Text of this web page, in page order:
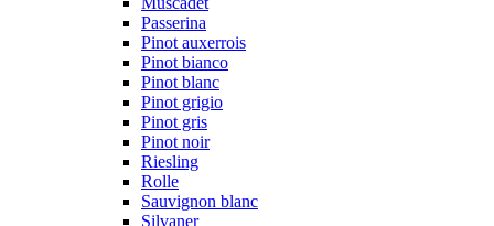
Passerina
Pinot auxerrois
Pinot bianco
Pinot blanc
Pinot grigio
Pinot gris
Pinot noir
Riesling
Rolle
Sauvignon blanc
Silvaner